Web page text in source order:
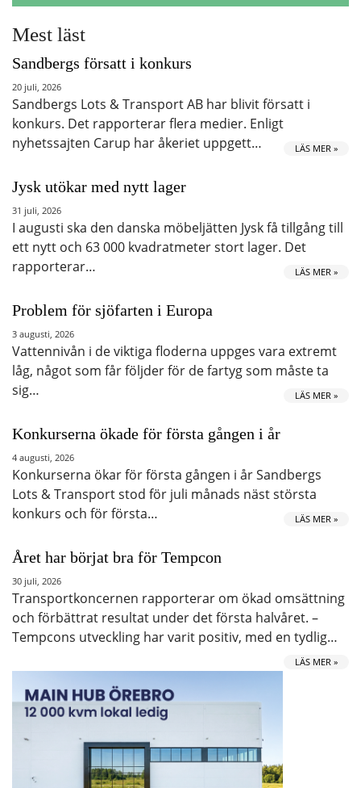
Mest läst
Sandbergs försatt i konkurs
20 juli, 2026
Sandbergs Lots & Transport AB har blivit försatt i
konkurs. Det rapporterar flera medier. Enligt
nyhetssajten Carup har åkeriet uppgett…
LÄS MER »
Jysk utökar med nytt lager
31 juli, 2026
I augusti ska den danska möbeljätten Jysk få tillgång till
ett nytt och 63 000 kvadratmeter stort lager. Det
rapporterar…
LÄS MER »
Problem för sjöfarten i Europa
3 augusti, 2026
Vattennivån i de viktiga floderna uppges vara extremt
låg, något som får följder för de fartyg som måste ta
sig…
LÄS MER »
Konkurserna ökade för första gången i år
4 augusti, 2026
Konkurserna ökar för första gången i år Sandbergs
Lots & Transport stod för juli månads näst största
konkurs och för första…
LÄS MER »
Året har börjat bra för Tempcon
30 juli, 2026
Transportkoncernen rapporterar om ökad omsättning
och förbättrat resultat under det första halvåret. –
Tempcons utveckling har varit positiv, med en tydlig…
LÄS MER »